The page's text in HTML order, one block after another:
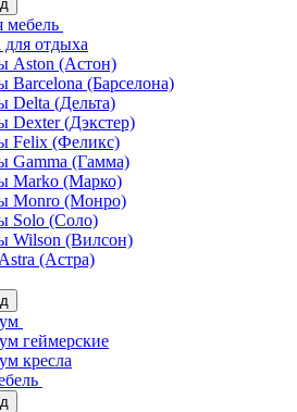
мебель
для отдыха
Aston (Астон)
Barcelona (Барселона)
Delta (Дельта)
Dexter (Дэкстер)
Felix (Феликс)
Gamma (Гамма)
Marko (Марко)
Monro (Монро)
Solo (Соло)
Wilson (Вилсон)
(Астра)
геймерские
кресла